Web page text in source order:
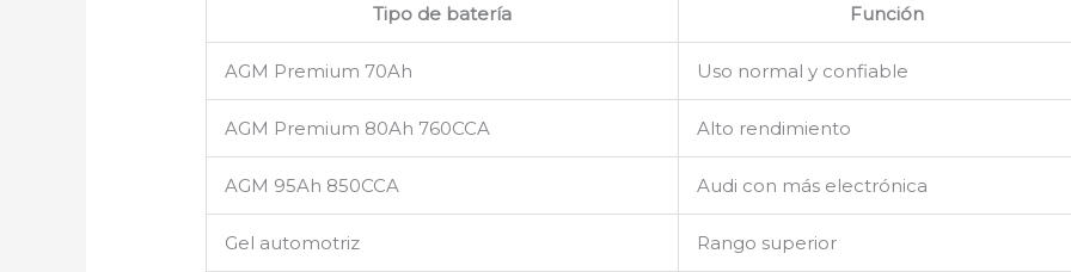
Tipo de batería Función
AGM Premium 70Ah Uso normal y confiable
AGM Premium 80Ah 760CCA Alto rendimiento
AGM 95Ah 850CCA Audi con más electrónica
Gel automotriz Rango superior